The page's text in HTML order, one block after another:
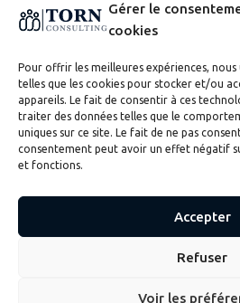
Gérer le
cookies
Pour offrir les meilleures expériences,
telles que les cookies pour stocker et/ou
appareils. Le fait de consentir à ces
traiter des données telles que le
uniques sur ce site. Le fait de ne pas
consentement peut avoir un effet négatif
et fonctions.
Accepter
Refuser
Voir les
Candidats
À propos
Mentions légales
Politique de
© 2023 TORN Consulting. Tous droits